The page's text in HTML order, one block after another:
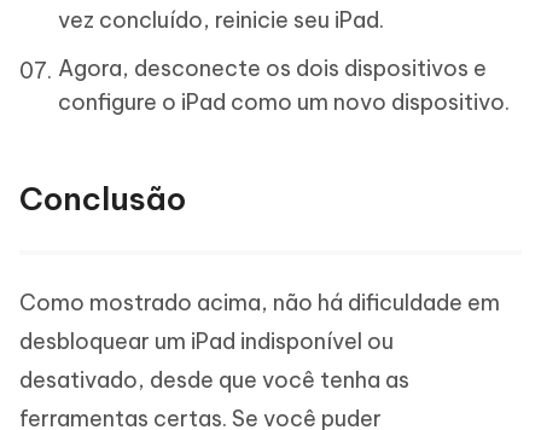
vez concluído, reinicie seu iPad.
Agora, desconecte os dois dispositivos e
configure o iPad como um novo dispositivo.
Conclusão
Como mostrado acima, não há dificuldade em
desbloquear um iPad indisponível ou
desativado, desde que você tenha as
ferramentas certas. Se você puder